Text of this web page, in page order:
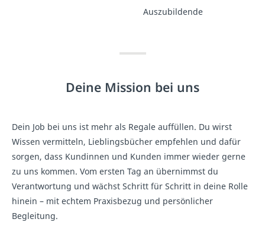
Auszubildende
Deine Mission bei uns
Dein Job bei uns ist mehr als Regale auffüllen. Du wirst
Wissen vermitteln, Lieblingsbücher empfehlen und dafür
sorgen, dass Kundinnen und Kunden immer wieder gerne
zu uns kommen. Vom ersten Tag an übernimmst du
Verantwortung und wächst Schritt für Schritt in deine Rolle
hinein – mit echtem Praxisbezug und persönlicher
Begleitung.